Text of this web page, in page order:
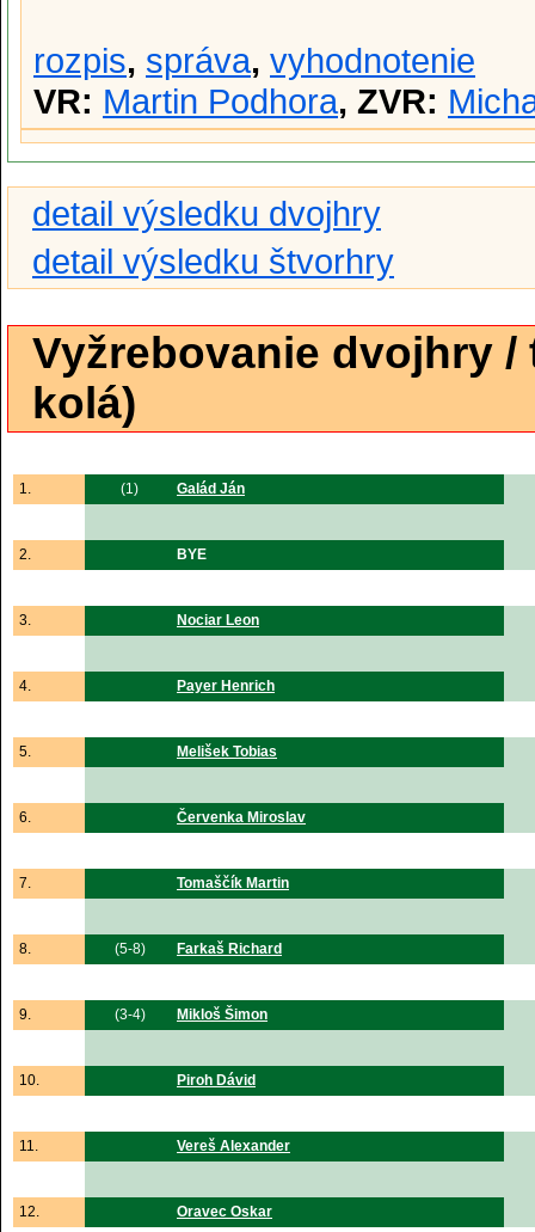
rozpis, správa, vyhodnotenie
VR: Martin Podhora, ZVR:
detail výsledku dvojhry
detail výsledku štvorhry
Vyžrebovanie dvojhry
kolá)
1. (1) Galád Ján
2. BYE
3. Nociar Leon
4. Payer Henrich
5. Melišek Tobias
6. Červenka Miroslav
7. Tomaščík Martin
8. (5-8) Farkaš Richard
9. (3-4) Mikloš Šimon
10. Piroh Dávid
11. Vereš Alexander
12. Oravec Oskar